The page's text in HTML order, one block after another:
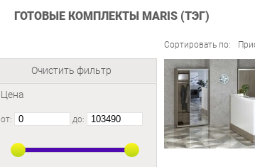
ГОТОВЫЕ КОМПЛЕКТЫ MARIS (ТЭГ)
Очистить фильтр
Цена
от: до:
Сортировать по: